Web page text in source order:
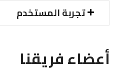
تجربة المستخدم
أعضاء فريقنا